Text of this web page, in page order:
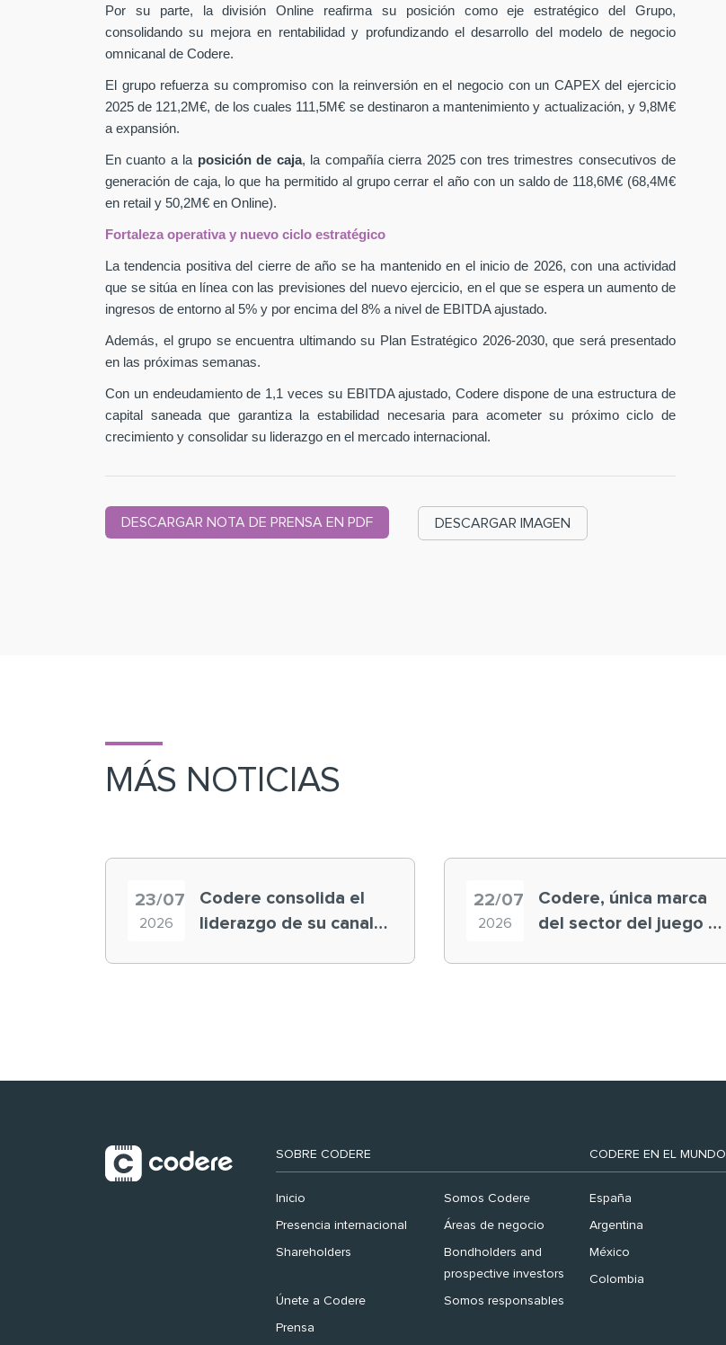
Por su parte, la división Online reafirma su posición como eje estratégico del Grupo,
consolidando su mejora en rentabilidad y profundizando el desarrollo del modelo de negocio
omnicanal de Codere.
El grupo refuerza su compromiso con la reinversión en el negocio con un CAPEX del ejercicio
2025 de 121,2M€, de los cuales 111,5M€ se destinaron a mantenimiento y actualización, y 9,8M€
a expansión.
En cuanto a la posición de caja, la compañía cierra 2025 con tres trimestres consecutivos de
generación de caja, lo que ha permitido al grupo cerrar el año con un saldo de 118,6M€ (68,4M€
en retail y 50,2M€ en Online).
Fortaleza operativa y nuevo ciclo estratégico
La tendencia positiva del cierre de año se ha mantenido en el inicio de 2026, con una actividad
que se sitúa en línea con las previsiones del nuevo ejercicio, en el que se espera un aumento de
ingresos de entorno al 5% y por encima del 8% a nivel de EBITDA ajustado.
Además, el grupo se encuentra ultimando su Plan Estratégico 2026-2030, que será presentado
en las próximas semanas.
Con un endeudamiento de 1,1 veces su EBITDA ajustado, Codere dispone de una estructura de
capital saneada que garantiza la estabilidad necesaria para acometer su próximo ciclo de
crecimiento y consolidar su liderazgo en el mercado internacional.
DESCARGAR NOTA DE PRENSA EN PDF DESCARGAR IMAGEN
MÁS NOTICIAS
23/07
2026
Codere consolida el
liderazgo de su canal
22/07
2026
Codere, única marca
del sector del juego en
SOBRE CODERE
Inicio Somos Codere
Presencia internacional Áreas de negocio
Shareholders
Bondholders and
prospective investors
Únete a Codere Somos responsables
Prensa
CODERE EN EL MUNDO
España
Argentina
México
Colombia